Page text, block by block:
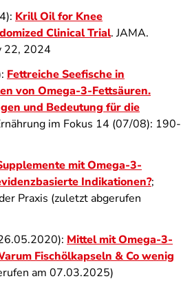
Krill Oil for Knee
Clinical Trial. JAMA.
22, 2024
Fettreiche Seefische in
von Omega-3-Fettsäuren.
und Bedeutung für die
im Fokus 14 (07/08): 190-
mit Omega-3-
Indikationen?;
Praxis (zuletzt abgerufen
Mittel mit Omega-3-
Fischölkapseln & Co wenig
am 07.03.2025)